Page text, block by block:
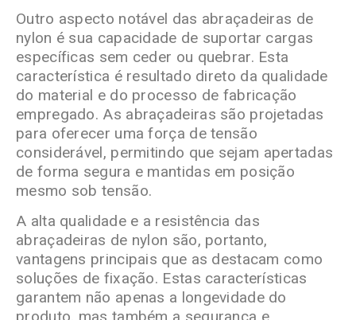
Outro aspecto notável das abraçadeiras de
nylon é sua capacidade de suportar cargas
específicas sem ceder ou quebrar. Esta
característica é resultado direto da qualidade
do material e do processo de fabricação
empregado. As abraçadeiras são projetadas
para oferecer uma força de tensão
considerável, permitindo que sejam apertadas
de forma segura e mantidas em posição
mesmo sob tensão.
A alta qualidade e a resistência das
abraçadeiras de nylon são, portanto,
vantagens principais que as destacam como
soluções de fixação. Estas características
garantem não apenas a longevidade do